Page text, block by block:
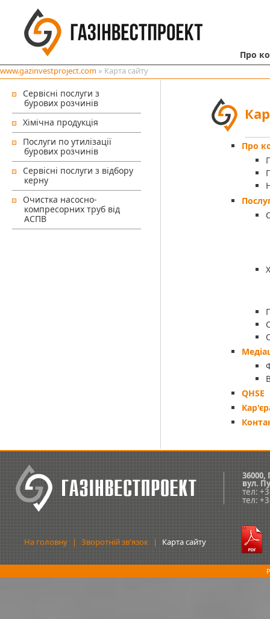
Про
www.gazinvestproject.com » Карта сайту
Сервісні послуги з
бурових розчинів
Хімічна продукція
Послуги по утилізації
бурових розчинів
Сервісні послуги з відбору
керну
Очистка насосно-
компресорних труб від
АСПВ
Про
QHSE
36000,
вул.
тел:
тел:
На головну | Зворотній зв'язок | Карта сайту